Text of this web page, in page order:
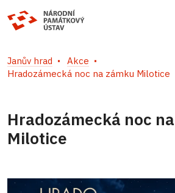
Janův hrad
Akce
Hradozámecká noc na zámku Milotice
Hradozámecká noc
Milotice